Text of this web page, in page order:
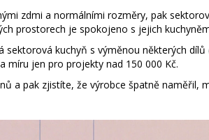
zdmi a normálními rozměry, pak
prostorech je spokojeno s jejich
kuchyň s výměnou některých dílů
míru jen pro projekty nad 150 000 Kč.
a pak zjistíte, že výrobce špatně naměřil,